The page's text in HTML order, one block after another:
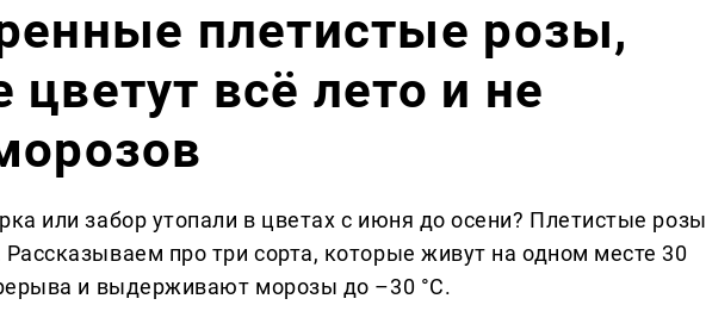
плетистые розы,
цветут всё лето и не
или забор утопали в цветах с июня до осени? Плетистые розы
про три сорта, которые живут на одном месте 30
и выдерживают морозы до –30 °C.